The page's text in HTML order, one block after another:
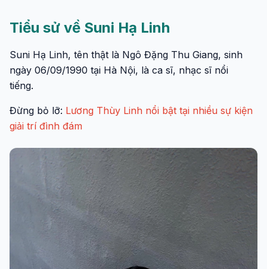
Tiểu sử về Suni Hạ Linh
Suni Hạ Linh, tên thật là Ngô Đặng Thu Giang, sinh
ngày 06/09/1990 tại Hà Nội, là ca sĩ, nhạc sĩ nổi
tiếng.
Đừng bỏ lỡ: Lương Thùy Linh nổi bật tại nhiều sự kiện
giải trí đình đám